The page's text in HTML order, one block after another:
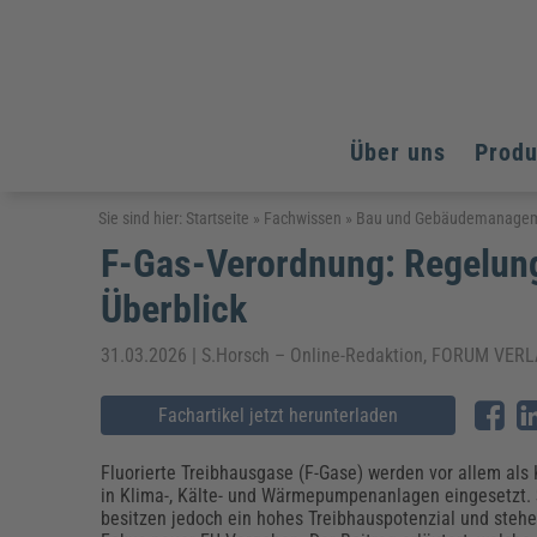
Über uns
Arbeitsschutz
Fachpublikationen & Arbeitshilfen
Arbeitssicherheit & Gesundheitsschutz
Brandschutz
Weiterbildungen (AKADEMIE HERKERT)
Assistenz & Office-Management
Baurecht & Architektenrecht
Energieoptimiertes & klimaneutrales Bauen
Nachhaltiges Planen
Kinderschutz, Jugendhilfe & Inklusion
Datenschutz & IT-Recht
Elektrosicherheit
Fachpublikationen & Arbeitshilfen
Weiterbildungen (AKADEMIE HERKERT)
Arbeitsschutz
Bildung und Erziehung
Energie und Umwelt
Kommunales
Reisekosten und Finanzen
Arbeitsschutz
Bildung und Erziehung
Energie und Umwelt
Kommunales
Reisekosten und Finanzen
Sie sind hier: Startseite » Fachwissen » Bau und
F-Gas-Verordnung:
Überblick
31.03.2026 | S.Horsch – Online-Redaktion, FORUM
Fachartikel jetzt herunterladen
Fluorierte Treibhausgase (F-Gase) werden vor allem
in Klima-, Kälte- und Wärmepumpenanlagen eingesetzt.
besitzen jedoch ein hohes Treibhauspotenzial und